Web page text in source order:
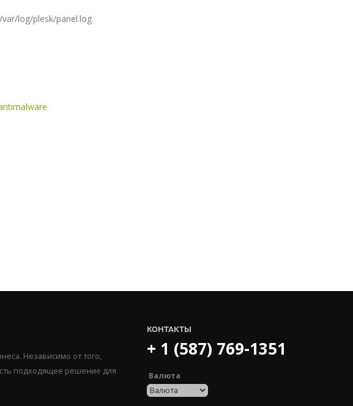
log/plesk/panel.log
Независимо от того,
подходящее решение для
КОНТАКТЫ
+ 1 (587) 769-1351
Валюта